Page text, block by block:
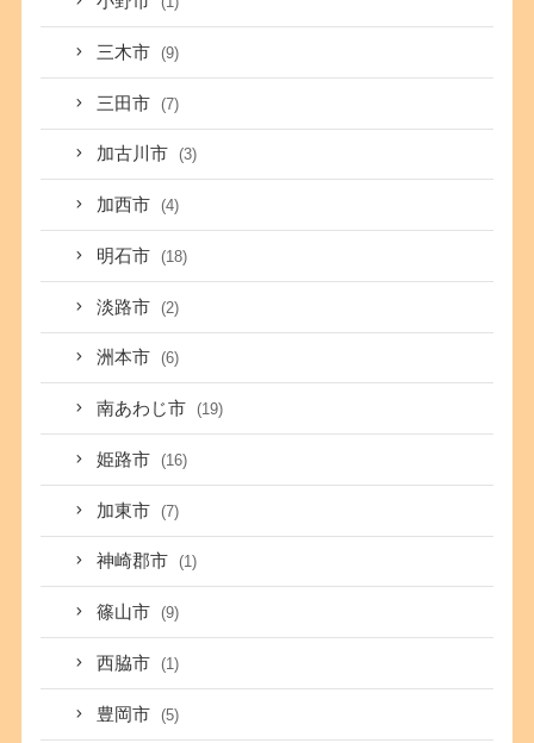
三木市 (9)
三田市 (7)
加古川市 (3)
加西市 (4)
明石市 (18)
淡路市 (2)
洲本市 (6)
南あわじ市 (19)
姫路市 (16)
加東市 (7)
神崎郡市 (1)
篠山市 (9)
西脇市 (1)
豊岡市 (5)